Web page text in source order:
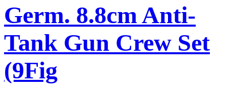
Germ. 8.8cm Anti-
Tank Gun Crew Set
(9Fig